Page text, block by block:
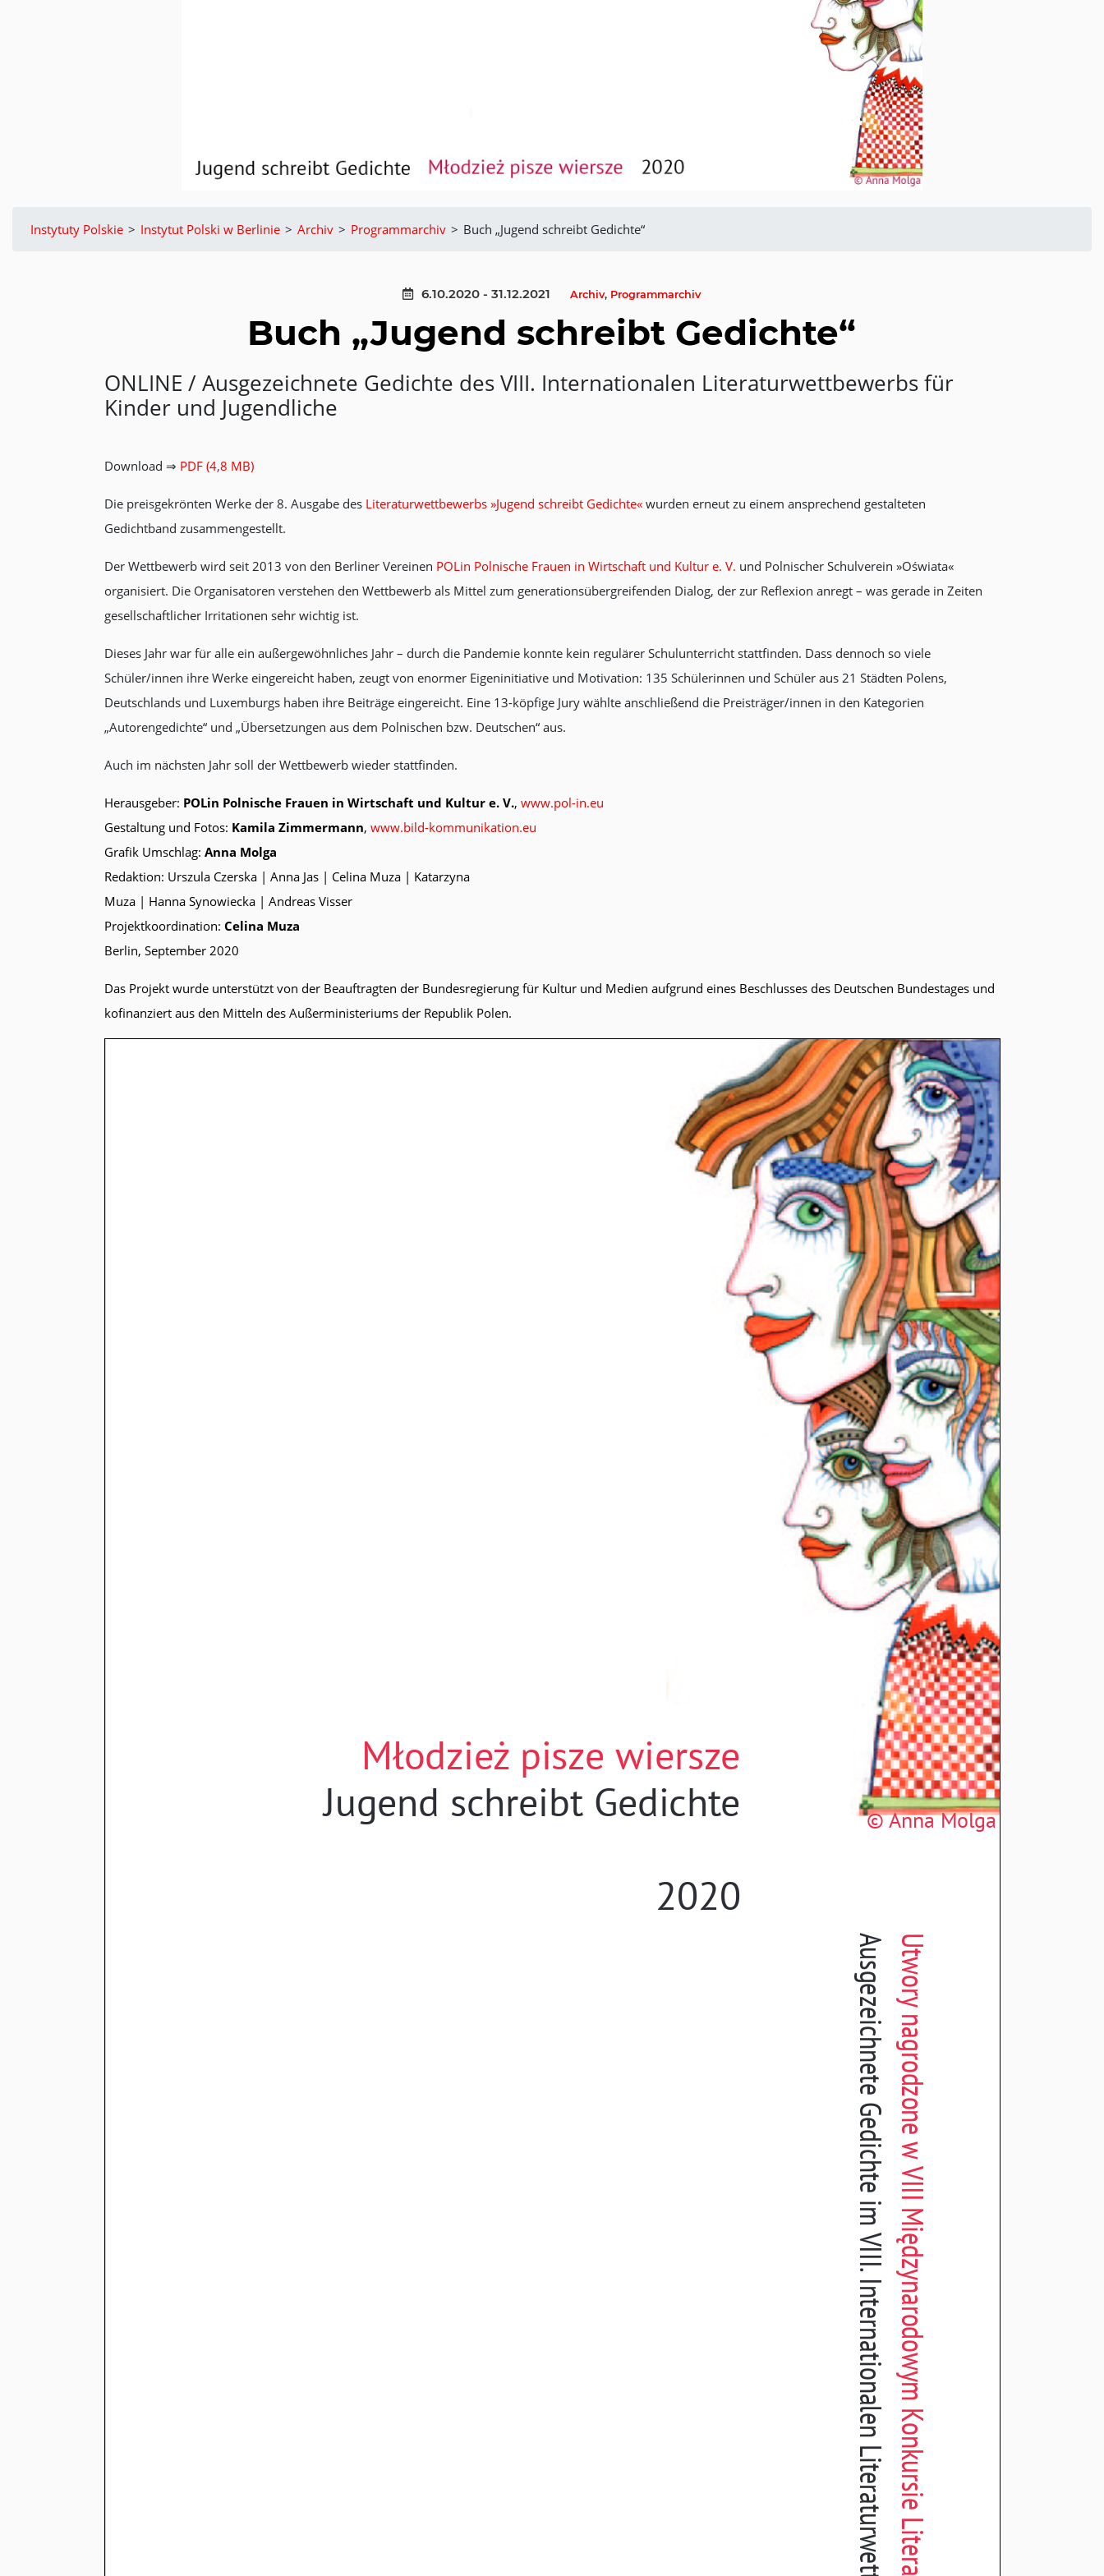
Instytuty Polskie > Instytut Polski w Berlinie > Archiv > Programmarchiv > Buch „Jugend schreibt Gedichte“
6.10.2020 - 31.12.2021 Archiv, Programmarchiv
Buch „Jugend schreibt Gedichte“
ONLINE / Ausgezeichnete Gedichte des VIII. Internationalen Literaturwettbewerbs für
Kinder und Jugendliche
Download ⇒ PDF (4,8 MB)
Die preisgekrönten Werke der 8. Ausgabe des Literaturwettbewerbs »Jugend schreibt Gedichte«wurden erneut zu einem ansprechend gestalteten
Gedichtband zusammengestellt.
Der Wettbewerb wird seit 2013 von den Berliner Vereinen POLin Polnische Frauen in Wirtschaft und Kultur e. V. und Polnischer Schulverein »Oświata«
organisiert. Die Organisatoren verstehen den Wettbewerb als Mittel zum generationsübergreifenden Dialog, der zur Reflexion anregt – was gerade in Zeiten
gesellschaftlicher Irritationen sehr wichtig ist.
Dieses Jahr war für alle ein außergewöhnliches Jahr – durch die Pandemie konnte kein regulärer Schulunterricht stattfinden. Dass dennoch so viele
Schüler/innen ihre Werke eingereicht haben, zeugt von enormer Eigeninitiative und Motivation: 135 Schülerinnen und Schüler aus 21 Städten Polens,
Deutschlands und Luxemburgs haben ihre Beiträge eingereicht. Eine 13-köpfige Jury wählte anschließend die Preisträger/innen in den Kategorien
„Autorengedichte“ und „Übersetzungen aus dem Polnischen bzw. Deutschen“ aus.
Auch im nächsten Jahr soll der Wettbewerb wieder stattfinden.
Herausgeber: POLin Polnische Frauen in Wirtschaft und Kultur e. V., www.pol-in.eu
Gestaltung und Fotos: Kamila Zimmermann, www.bild-kommunikation.eu
Grafik Umschlag: Anna Molga
Redaktion: Urszula Czerska | Anna Jas | Celina Muza | Katarzyna
Muza | Hanna Synowiecka | Andreas Visser
Projektkoordination: Celina Muza
Berlin, September 2020
Das Projekt wurde unterstützt von der Beauftragten der Bundesregierung für Kultur und Medien aufgrund eines Beschlusses des Deutschen Bundestages und
kofinanziert aus den Mitteln des Außerministeriums der Republik Polen.